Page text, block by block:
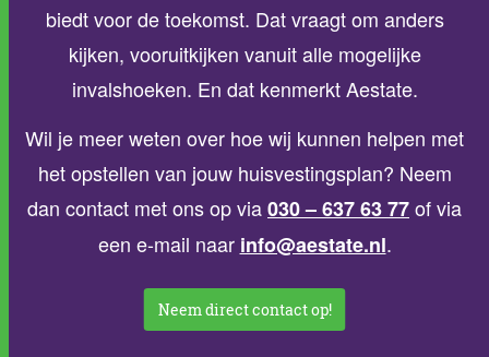
biedt voor de toekomst. Dat vraagt om anders
kijken, vooruitkijken vanuit alle mogelijke
invalshoeken. En dat kenmerkt Aestate.
Wil je meer weten over hoe wij kunnen helpen met
het opstellen van jouw huisvestingsplan? Neem
dan contact met ons op via030 – 637 63 77of via
een e-mail naar info@aestate.nl.
Neem direct contact op!